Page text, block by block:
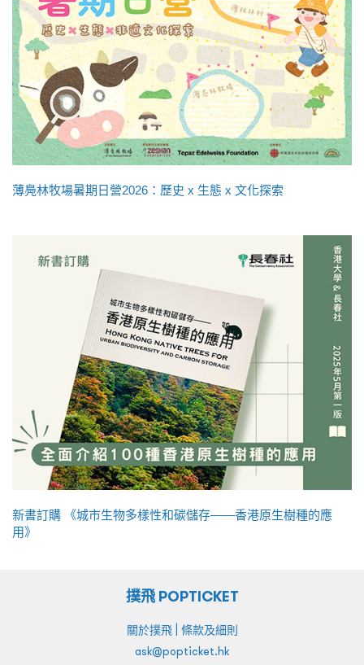
薄鳧林牧場暑期日營2026：歷史 x 生態 x 文化探索
新書訂購 《城市生物多樣性和碳儲存——香港原生樹種的應
用》
撲飛 POPTICKET
關於撲飛| 條款及細則
ask@popticket.hk